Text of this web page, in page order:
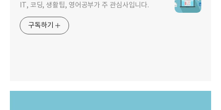
IT, 코딩, 생활팁, 영어공부가 주 관심사입니다.
구독하기